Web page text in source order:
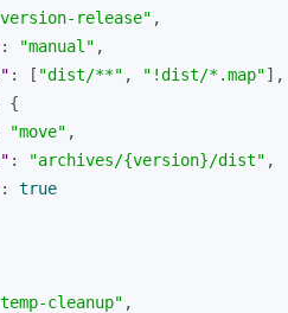
release" ,
: "manual" ,
: [ "dist/**" , "!dist/*.map"],
{
"move" ,
: "archives/{version}/dist" ,
: true
cleanup" ,